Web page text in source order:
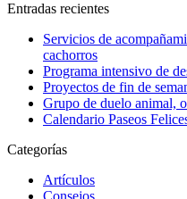
Entradas recientes
Servicios de
cachorros
Programa intensivo de
Proyectos de fin de
Grupo de duelo animal,
Calendario Paseos
Categorías
Artículos